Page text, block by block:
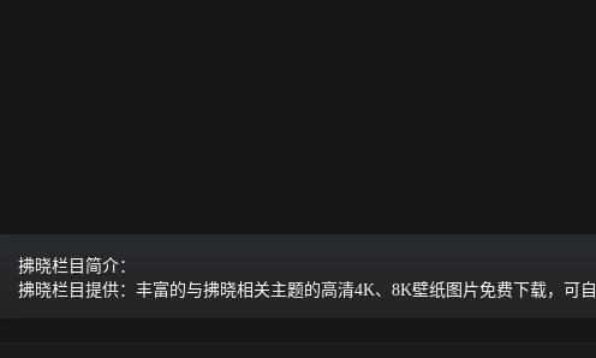
拂晓栏目简介：
拂晓栏目提供：丰富的与拂晓相关主题的高清4K、8K壁纸图片免费下载，可